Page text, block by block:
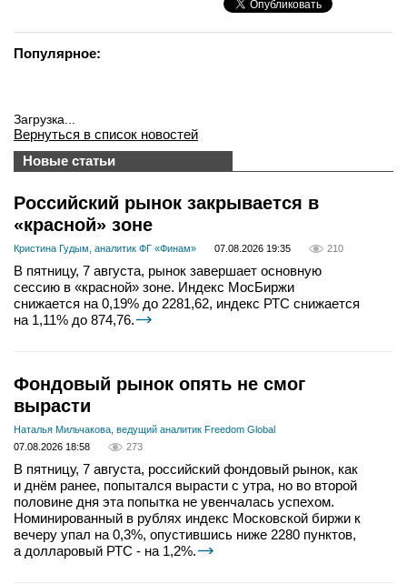
Популярное:
Загрузка...
Вернуться в список новостей
Новые статьи
Российский рынок закрывается в
«красной» зоне
Кристина Гудым, аналитик ФГ «Финам» 07.08.2026 19:35 210
В пятницу, 7 августа, рынок завершает основную
сессию в «красной» зоне. Индекс МосБиржи
снижается на 0,19% до 2281,62, индекс РТС снижается
на 1,11% до 874,76.
Фондовый рынок опять не смог
вырасти
Наталья Мильчакова, ведущий аналитик Freedom Global
07.08.2026 18:58
273
В пятницу, 7 августа, российский фондовый рынок, как
и днём ранее, попытался вырасти с утра, но во второй
половине дня эта попытка не увенчалась успехом.
Номинированный в рублях индекс Московской биржи к
вечеру упал на 0,3%, опустившись ниже 2280 пунктов,
а долларовый РТС - на 1,2%.